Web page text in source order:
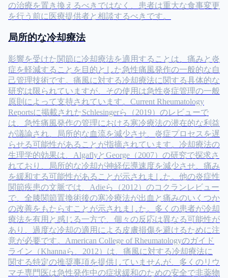
の治療を置き換えるべきではなく、患者は重大な食事変更
を行う前に医療提供者と相談するべきです。
局所的な冷却療法
影響を受けた関節に冷却療法を適用することは、痛みと炎
症を軽減することを目的とした急性痛風発作の一般的な自
己管理技術です。痛風に対する冷却療法に関する具体的な
研究は限られていますが、その使用は急性炎症管理の一般
原則によって支持されています。Current Rheumatology
Reportsに掲載されたSchlesingerら（2019）のレビューで
は、急性痛風発作の管理における寒冷療法の潜在的な利益
が議論され、局所的な血流を減少させ、炎症プロセスを遅
らせる可能性があることが指摘されています。冷却療法の
生理学的効果は、AlgaflyとGeorge（2007）の研究で探求さ
れており、局所的な冷却が神経伝導速度を減少させ、痛み
を緩和する可能性があることが示されました。他の炎症性
関節疾患の文脈では、Adieら（2012）のコクランレビュー
で、全膝関節置換術後の寒冷療法が出血と痛みのいくつか
の改善をもたらすことが示されました。多くの患者が冷却
療法を有用と感じる一方で、個々の反応は異なる可能性が
あり、過度な冷却の適用による皮膚損傷を避けるために注
意が必要です。American College of Rheumatologyのガイド
ライン（Khannaら、2012）は、痛風に対する冷却療法に
関する特定の推奨事項を提供していませんが、多くのリウ
マチ専門医は急性発作中の症状緩和のための安全で非薬物